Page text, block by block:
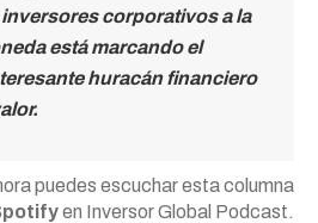
corporativos a la
está marcando el
huracán financiero
puedes escuchar esta columna
en Inversor Global Podcast.